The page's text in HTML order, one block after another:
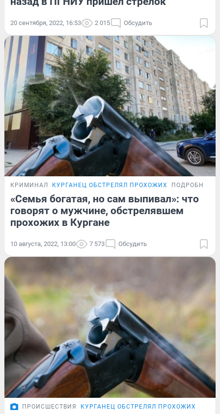
20 сентября, 2022, 16:53 2 015 Обсудить
КРИМИНАЛ КУРГАНЕЦ ОБСТРЕЛЯЛ ПРОХОЖИХ
«Семья богатая, но сам выпивал»: что
говорят о мужчине, обстрелявшем
прохожих в Кургане
10 августа, 2022, 13:00 7 573 Обсудить
ПРОИСШЕСТВИЯ КУРГАНЕЦ ОБСТРЕЛЯЛ ПРОХОЖИХ